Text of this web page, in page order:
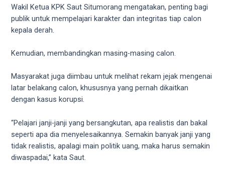
and
transsexual
porn
corresponding
sections
website.
Watching
porn
videos
Wakil Ketua KPK Saut Situmorang mengatakan, penting bagi
publik untuk mempelajari karakter dan integritas tiap calon
kepala derah.
Kemudian, membandingkan masing-masing calon.
Masyarakat juga diimbau untuk melihat rekam jejak mengenai
latar belakang calon, khususnya yang pernah dikaitkan
dengan kasus korupsi.
“Pelajari janji-janji yang bersangkutan, apa realistis dan bakal
seperti apa dia menyelesaikannya. Semakin banyak janji yang
tidak realistis, apalagi main politik uang, maka harus semakin
diwaspadai,” kata Saut.